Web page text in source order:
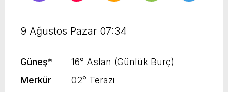
9 Ağustos Pazar 07:34
Güneş*
16° Aslan (Günlük Burç)
Merkür
02° Terazi